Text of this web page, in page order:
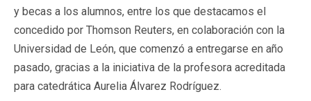
y becas a los alumnos, entre los que destacamos el
concedido por Thomson Reuters, en colaboración con la
Universidad de León, que comenzó a entregarse en año
pasado, gracias a la iniciativa de la profesora acreditada
para catedrática Aurelia Álvarez Rodríguez.